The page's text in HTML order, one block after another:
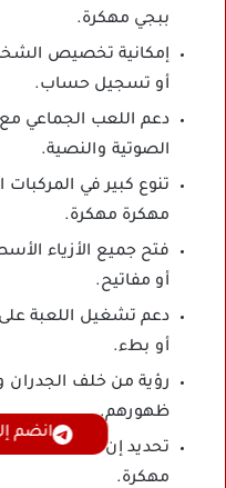
ببجي مهكرة.
إمكانية تخصيص
أو تسجيل حساب.
دعم اللعب الجماعي
الصوتية والنصية.
تنوع كبير في
مهكرة مهكرة.
فتح جميع الأزياء
أو مفاتيح.
دعم تشغيل اللعبة
أو بطء.
رؤية من خلف الجدران
ظهورهم.
تحديد إن كان العدو
مهكرة.
انضم